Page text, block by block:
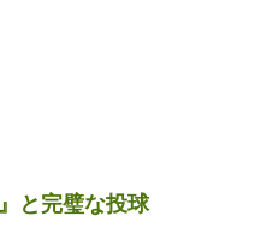
と完璧な投球